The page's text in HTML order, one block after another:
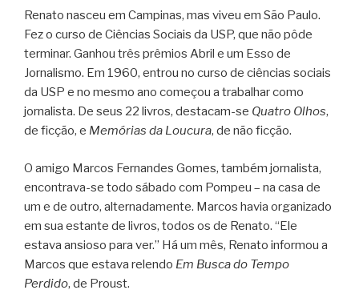
Renato nasceu em Campinas, mas viveu em São Paulo.
Fez o curso de Ciências Sociais da USP, que não pôde
terminar. Ganhou três prêmios Abril e um Esso de
Jornalismo. Em 1960, entrou no curso de ciências sociais
da USP e no mesmo ano começou a trabalhar como
jornalista. De seus 22 livros, destacam-se Quatro Olhos,
de ficção, e Memórias da Loucura, de não ficção.
O amigo Marcos Fernandes Gomes, também jornalista,
encontrava-se todo sábado com Pompeu – na casa de
um e de outro, alternadamente. Marcos havia organizado
em sua estante de livros, todos os de Renato. “Ele
estava ansioso para ver.” Há um mês, Renato informou a
Marcos que estava relendo Em Busca do Tempo
Perdido, de Proust.